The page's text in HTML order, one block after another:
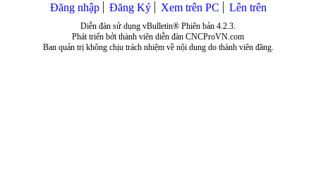
Đăng nhập Đăng Ký Xem trên PC Lên trên
Diễn đàn sử dụng vBulletin® Phiên bản 4.2.3.
Phát triển bởi thành viên diễn đàn CNCProVN.com
Ban quản trị không chịu trách nhiệm về nội dung do thành viên đăng.